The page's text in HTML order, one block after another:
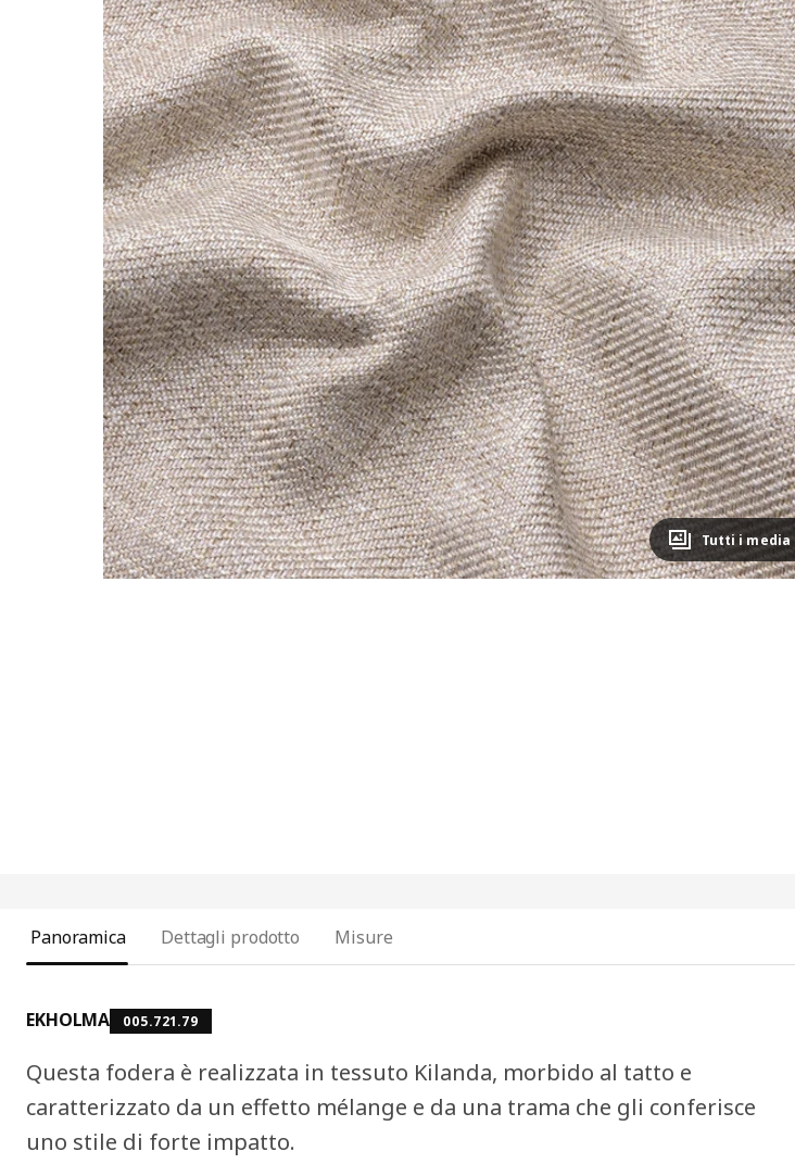
Image zoomed out, normal view
Tutti i media
Panoramica Dettagli prodotto Misure
EKHOLMA 005.721.79
Questa fodera è realizzata in tessuto Kilanda, morbido al tatto e
caratterizzato da un effetto mélange e da una trama che gli conferisce
uno stile di forte impatto.